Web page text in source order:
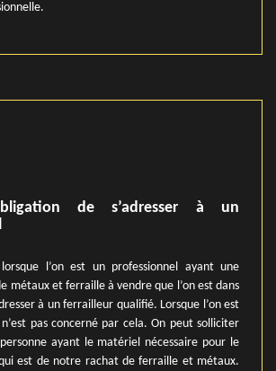
de s’adresser à un
lorsque l’on est un professionnel ayant une
métaux et ferraille à vendre que l’on est dans
à un ferrailleur qualifié. Lorsque l’on est
pas concerné par cela. On peut solliciter
ayant le matériel nécessaire pour le
est de notre rachat de ferraille et métaux.